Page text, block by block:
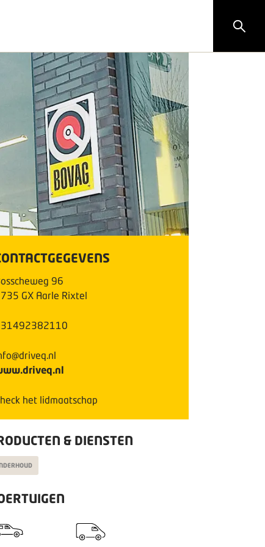
96
GX Aarle Rixtel
het lidmaatschap
& DIENSTEN